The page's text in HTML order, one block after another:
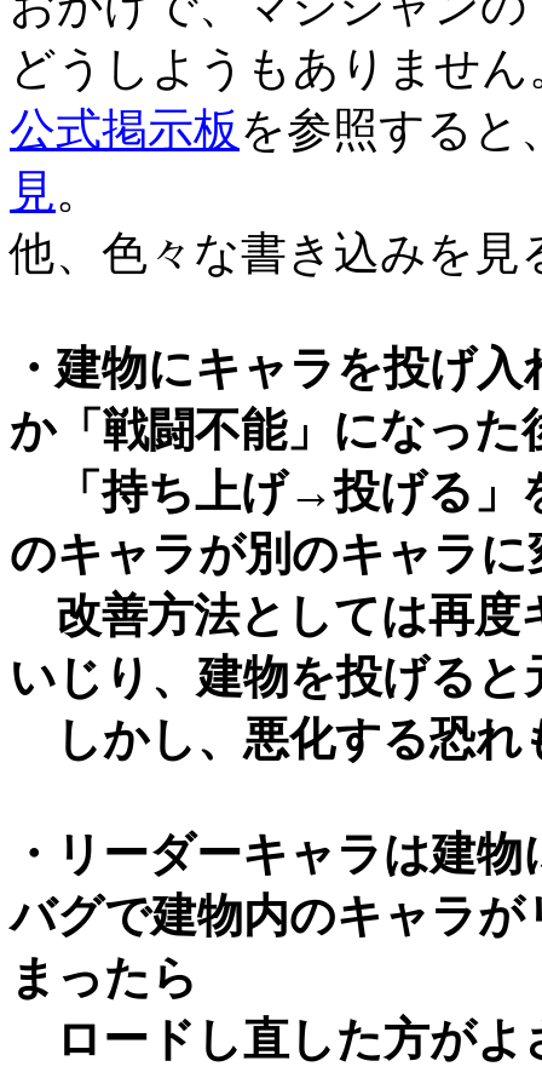
どうしようもありません
公式掲示板を参照すると
見。
他、色々な書き込みを
・建物にキャラを投げ
か「戦闘不能」になった
「持ち上げ→投げる」
のキャラが別のキャラ
改善方法としては再度
いじり、建物を投げる
しかし、悪化する恐れ
・リーダーキャラは建
バグで建物内のキャラ
まったら
ロードし直した方がよ